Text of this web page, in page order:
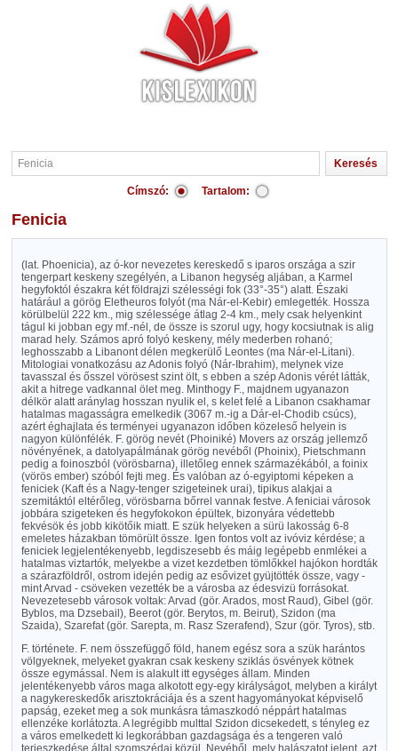
Címszó: Tartalom:
Fenicia
(lat. Phoenicia), az ó-kor nevezetes kereskedő s iparos országa a szir
tengerpart keskeny szegélyén, a Libanon hegység aljában, a Karmel
hegyfoktól északra két földrajzi szélességi fok (33°-35°) alatt. Északi
határául a görög Eletheuros folyót (ma Nár-el-Kebir) emlegették. Hossza
körülbelül 222 km., mig szélessége átlag 2-4 km., mely csak helyenkint
tágul ki jobban egy mf.-nél, de össze is szorul ugy, hogy kocsiutnak is alig
marad hely. Számos apró folyó keskeny, mély mederben rohanó;
leghosszabb a Libanont délen megkerülő Leontes (ma Nár-el-Litani).
Mitologiai vonatkozásu az Adonis folyó (Nár-Ibrahim), melynek vize
tavasszal és ősszel vörösest szint ölt, s ebben a szép Adonis vérét látták,
akit a hitrege vadkannal ölet meg. Minthogy F., majdnem ugyanazon
délkör alatt aránylag hosszan nyulik el, s kelet felé a Libanon csakhamar
hatalmas magasságra emelkedik (3067 m.-ig a Dár-el-Chodib csúcs),
azért éghajlata és terményei ugyanazon időben közeleső helyein is
nagyon különfélék. F. görög nevét (Phoiniké) Movers az ország jellemző
növényének, a datolyapálmának görög nevéből (Phoinix), Pietschmann
pedig a foinoszból (vörösbarna), illetőleg ennek származékából, a foinix
(vörös ember) szóból fejti meg. És valóban az ó-egyiptomi képeken a
feniciek (Kaft és a Nagy-tenger szigeteinek urai), tipikus alakjai a
szemitáktól eltérőleg, vörösbarna bőrrel vannak festve. A feniciai városok
jobbára szigeteken és hegyfokokon épültek, bizonyára védettebb
fekvésök és jobb kikötőik miatt. E szük helyeken a sürü lakosság 6-8
emeletes házakban tömörült össze. Igen fontos volt az ivóviz kérdése; a
feniciek legjelentékenyebb, legdiszesebb és máig legépebb enmlékei a
hatalmas viztartók, melyekbe a vizet kezdetben tömlőkkel hajókon hordták
a szárazföldről, ostrom idején pedig az esővizet gyüjtötték össze, vagy -
mint Arvad - csöveken vezették be a városba az édesvizü forrásokat.
Nevezetesebb városok voltak: Arvad (gör. Arados, most Raud), Gibel (gör.
Byblos, ma Dzsebail), Beerot (gör. Berytos, m. Beirut), Szidon (ma
Szaida), Szarefat (gör. Sarepta, m. Rasz Szerafend), Szur (gör. Tyros), stb.
F. története. F. nem összefüggő föld, hanem egész sora a szük harántos
völgyeknek, melyeket gyakran csak keskeny sziklás ösvények kötnek
össze egymással. Nem is alakult itt egységes állam. Minden
jelentékenyebb város maga alkotott egy-egy királyságot, melyben a királyt
a nagykereskedők arisztokráciája és a szent hagyományokat képviselő
papság, ezeket meg a sok munkásra támaszkodó néppárt hatalmas
ellenzéke korlátozta. A legrégibb multtal Szidon dicsekedett, s tényleg ez
a város emelkedett ki legkorábban gazdagsága és a tengeren való
terjeszkedése által szomszédai közül. Nevéből, mely halászatot jelent, azt